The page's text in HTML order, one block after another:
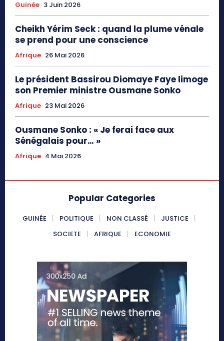
Guinée 3 Juin 2026
Cheikh Yérim Seck : quand la plume vénale
se prend pour une conscience
Afrique 26 Mai 2026
Le président Bassirou Diomaye Faye limoge
son Premier ministre Ousmane Sonko
Afrique 23 Mai 2026
Ousmane Sonko : « Je ferai face aux
Sénégalais pour… »
Afrique 4 Mai 2026
Popular Categories
GUINÉE POLITIQUE NON CLASSÉ
JUSTICE
SOCIETE
AFRIQUE ECONOMIE